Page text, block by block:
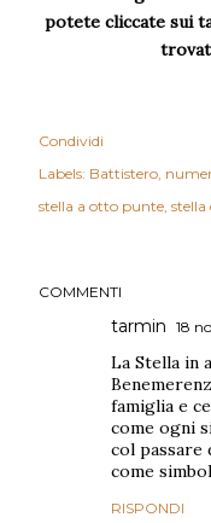
potete cliccate sui
Condividi
Labels: Battistero
stella a otto punte stella
COMMENTI
tarmin 18
La Stella in
famiglia e
come ogni
col
come
RISPONDI